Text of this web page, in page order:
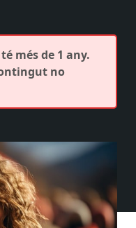
més de 1 any.
no